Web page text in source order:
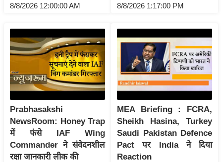
रं
ज
ग
त
बॉ
ली
वु
ड
हॉ
ली
8/8/2026 12:00:00 AM 8/8/2026 1:17:00 PM
Prabhasakshi
NewsRoom: Honey Trap
में फंसे IAF Wing
Commander ने संवेदनशील
रक्षा जानकारी लीक की
MEA Briefing : FCRA,
Sheikh Hasina, Turkey
Saudi Pakistan Defence
Pact पर India ने दिया
Reaction